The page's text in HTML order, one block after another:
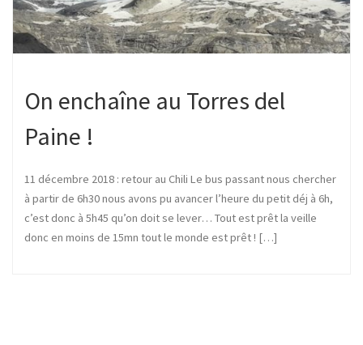
On enchaîne au Torres del
Paine !
11 décembre 2018 : retour au Chili Le bus passant nous chercher
à partir de 6h30 nous avons pu avancer l’heure du petit déj à 6h,
c’est donc à 5h45 qu’on doit se lever… Tout est prêt la veille
donc en moins de 15mn tout le monde est prêt ! […]